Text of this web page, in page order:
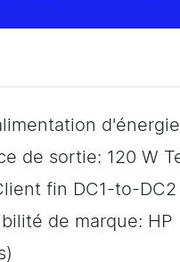
de sortie: 120 W
fin DC1-to-DC2
de marque: HP